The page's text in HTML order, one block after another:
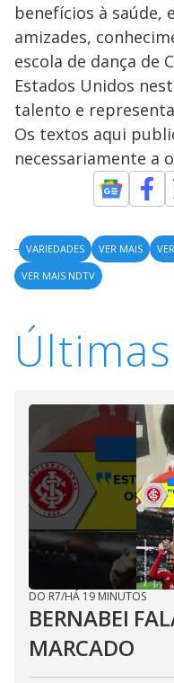
benefícios à saúde,
amizades,
escola de dança de
Estados Unidos
talento e
Os textos aqui
necessariamente a
VARIEDADES VER MAIS
VER MAIS NDTV
Últimas
DO R7/HÁ 19 MINUTOS
BERNABEI
MARCADO